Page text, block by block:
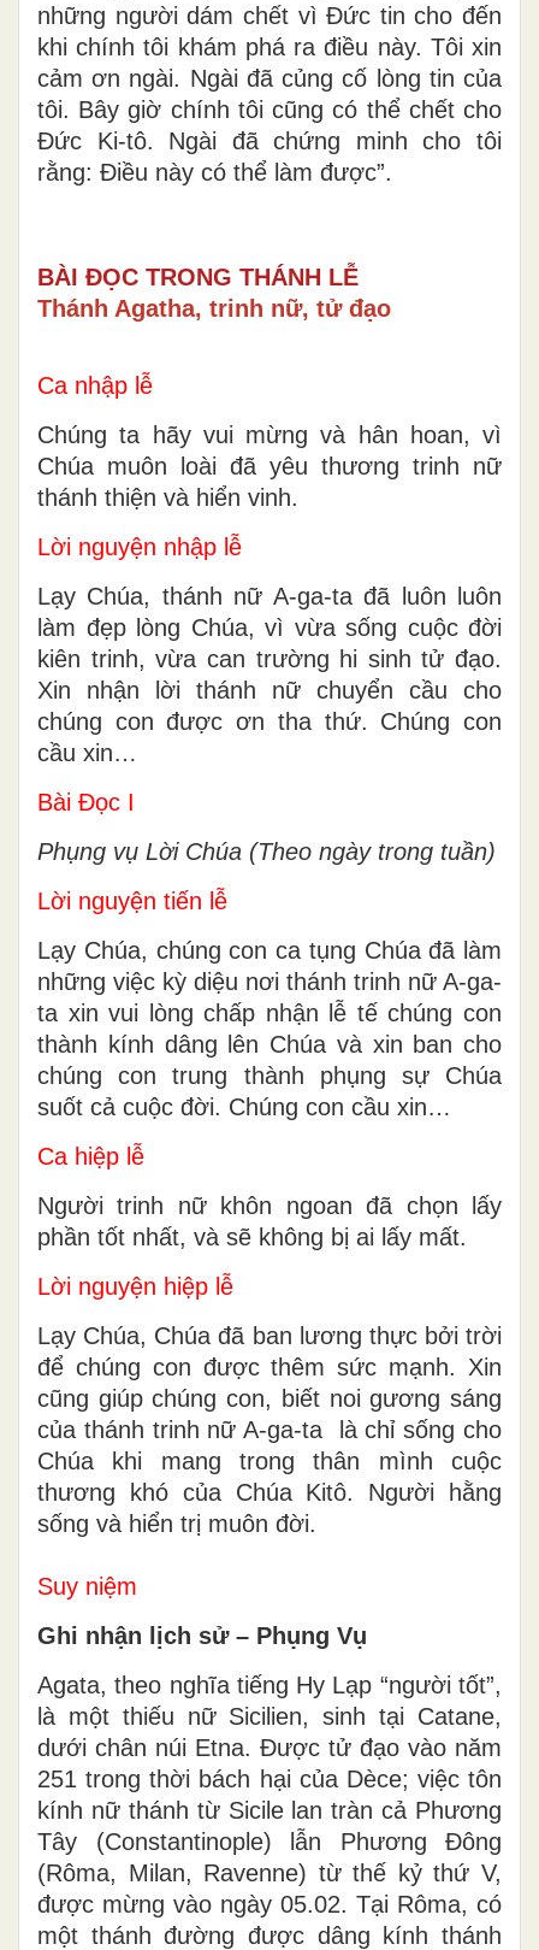
những người dám chết vì Đức tin cho đến
khi chính tôi khám phá ra điều này. Tôi xin
cảm ơn ngài. Ngài đã củng cố lòng tin của
tôi. Bây giờ chính tôi cũng có thể chết cho
Đức Ki-tô. Ngài đã chứng minh cho tôi
rằng: Điều này có thể làm được”.
BÀI ĐỌC TRONG THÁNH LỄ
Thánh Agatha, trinh nữ, tử đạo
Ca nhập lễ
Chúng ta hãy vui mừng và hân hoan, vì
Chúa muôn loài đã yêu thương trinh nữ
thánh thiện và hiển vinh.
Lời nguyện nhập lễ
Lạy Chúa, thánh nữ A-ga-ta đã luôn luôn
làm đẹp lòng Chúa, vì vừa sống cuộc đời
kiên trinh, vừa can trường hi sinh tử đạo.
Xin nhận lời thánh nữ chuyển cầu cho
chúng con được ơn tha thứ. Chúng con
cầu xin…
Bài Ðọc I
Phụng vụ Lời Chúa (Theo ngày trong tuần)
Lời nguyện tiến lễ
Lạy Chúa, chúng con ca tụng Chúa đã làm
những việc kỳ diệu nơi thánh trinh nữ A-ga-
ta xin vui lòng chấp nhận lễ tế chúng con
thành kính dâng lên Chúa và xin ban cho
chúng con trung thành phụng sự Chúa
suốt cả cuộc đời. Chúng con cầu xin…
Ca hiệp lễ
Người trinh nữ khôn ngoan đã chọn lấy
phần tốt nhất, và sẽ không bị ai lấy mất.
Lời nguyện hiệp lễ
Lạy Chúa, Chúa đã ban lương thực bởi trời
để chúng con được thêm sức mạnh. Xin
cũng giúp chúng con, biết noi gương sáng
của thánh trinh nữ A-ga-ta là chỉ sống cho
Chúa khi mang trong thân mình cuộc
thương khó của Chúa Kitô. Người hằng
sống và hiển trị muôn đời.
Suy niệm
Ghi nhận lịch sử – Phụng Vụ
Agata, theo nghĩa tiếng Hy Lạp “người tốt”,
là một thiếu nữ Sicilien, sinh tại Catane,
dưới chân núi Etna. Được tử đạo vào năm
251 trong thời bách hại của Dèce; việc tôn
kính nữ thánh từ Sicile lan tràn cả Phương
Tây (Constantinople) lẫn Phương Đông
(Rôma, Milan, Ravenne) từ thế kỷ thứ V,
được mừng vào ngày 05.02. Tại Rôma, có
một thánh đường được dâng kính thánh